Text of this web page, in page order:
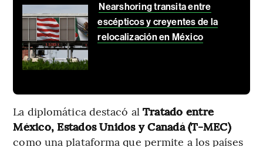
Nearshoring transita entre
escépticos y creyentes de la
relocalización en México
La diplomática destacó al Tratado entre
México, Estados Unidos y Canadá (T-MEC)
como una plataforma que permite a los países